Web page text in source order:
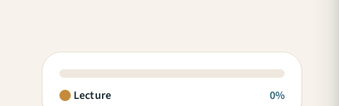
Lecture 0%